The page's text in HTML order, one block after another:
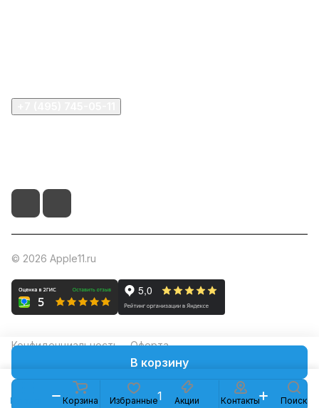
В корзину
Каталог Корзина Избранные Акции Контакты Поиск
© 2026 Apple11.ru
Конфиденциальность Оферта